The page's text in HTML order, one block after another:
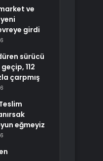
ve
girdi
sürücü
geçip, 112
çarpmış
eğmeyiz